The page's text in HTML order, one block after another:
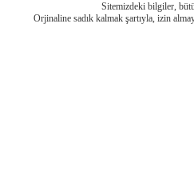
Sitemizdeki bilgiler,
Orjinaline sadık kalmak şartıyla, izin